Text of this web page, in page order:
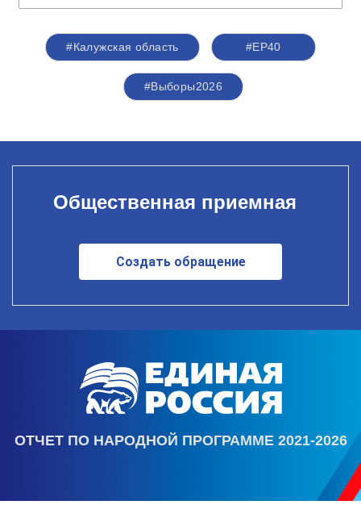
#Калужская область #ЕР40
#Выборы2026
Общественная приемная
Создать обращение
ОТЧЕТ ПО НАРОДНОЙ ПРОГРАММЕ 2021-2026